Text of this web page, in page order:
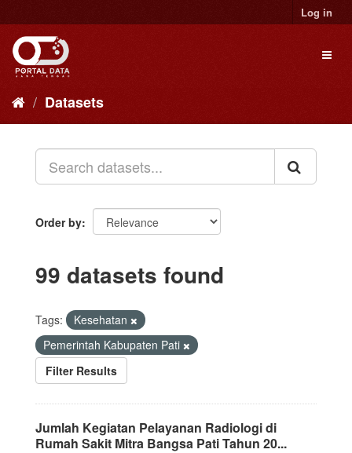
to
content
Log in
Datasets
Order by
99 datasets found
Tags:
Kesehatan
Pemerintah Kabupaten Pati
Filter Results
Jumlah Kegiatan Pelayanan Radiologi di
Rumah Sakit Mitra Bangsa Pati Tahun 20...